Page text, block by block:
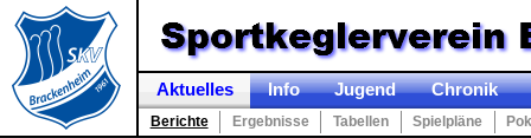
Aktuelles Info Jugend Chronik
Berichte Ergebnisse Tabellen Spielpläne